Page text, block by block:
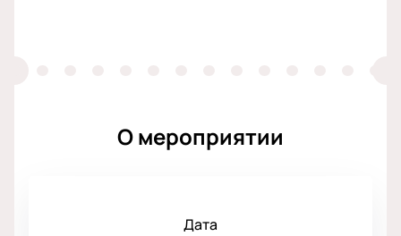
О мероприятии
Дата